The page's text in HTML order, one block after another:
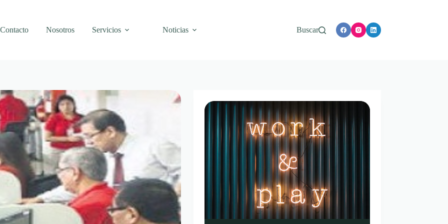
Contacto Nosotros Servicios Noticias Buscar